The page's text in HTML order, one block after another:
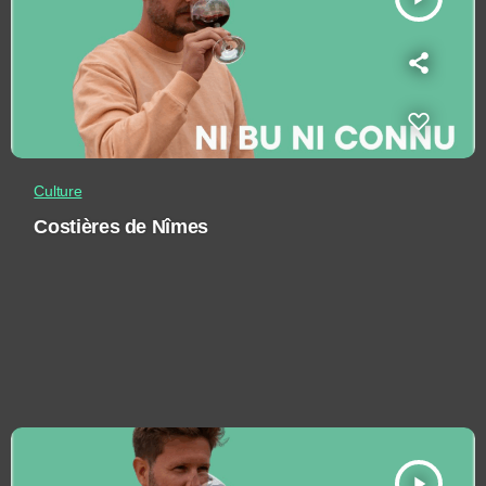
Culture
Costières de Nîmes